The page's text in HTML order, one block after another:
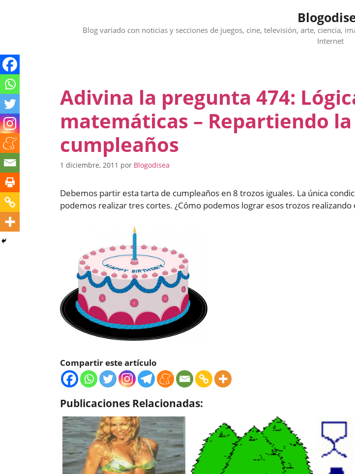
Blog variado con noticias y secciones de juegos, cine, televisión, arte, ciencia,
Internet
Adivina la pregunta 474:
matemáticas – Repartiendo
cumpleaños
1 diciembre, 2011 por Blogodisea
Debemos partir esta tarta de cumpleaños en 8 trozos iguales. La única
podemos realizar tres cortes. ¿Cómo podemos lograr esos trozos realizando
Compartir este artículo
Publicaciones Relacionadas: